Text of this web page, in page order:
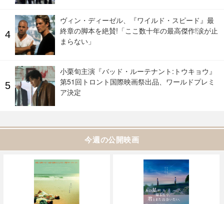
ヴィン・ディーゼル、『ワイルド・スピード』最
終章の脚本を絶賛!「ここ数十年の最高傑作!涙が止
まらない」
小栗旬主演『バッド・ルーテナント:トウキョウ』
第51回トロント国際映画祭出品、ワールドプレミ
ア決定
今週の公開映画